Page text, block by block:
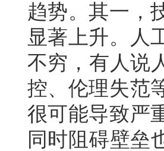
趋势。其一，
显著上升。人
不穷，有人说
控、伦理失范
很可能导致严
同时阻碍壁垒